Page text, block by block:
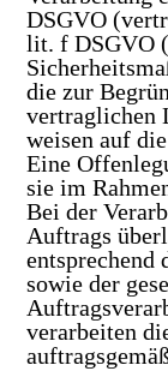
DSGVO
lit. f DSGVO
die zur
vertraglichen
weisen auf
Eine
sie im
Bei der
Auftrags
entsprechend
sowie der
verarbeiten